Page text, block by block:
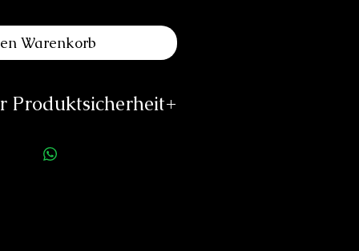
Warenkorb
Produktsicherheit
Atelier MDM